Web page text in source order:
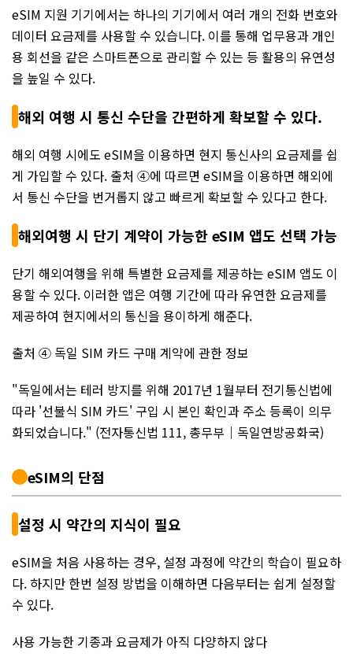
eSIM 지원 기기에서는 하나의 기기에서 여러 개의 전화 번호와
데이터 요금제를 사용할 수 있습니다. 이를 통해 업무용과 개인
용 회선을 같은 스마트폰으로 관리할 수 있는 등 활용의 유연성
을 높일 수 있다.
해외 여행 시 통신 수단을 간편하게 확보할 수 있다.
해외 여행 시에도 eSIM을 이용하면 현지 통신사의 요금제를 쉽
게 가입할 수 있다. 출처 ④에 따르면 eSIM을 이용하면 해외에
서 통신 수단을 번거롭지 않고 빠르게 확보할 수 있다고 한다.
해외여행 시 단기 계약이 가능한 eSIM 앱도 선택 가능
단기 해외여행을 위해 특별한 요금제를 제공하는 eSIM 앱도 이
용할 수 있다. 이러한 앱은 여행 기간에 따라 유연한 요금제를
제공하여 현지에서의 통신을 용이하게 해준다.
출처 ④ 독일 SIM 카드 구매 계약에 관한 정보
"독일에서는 테러 방지를 위해 2017년 1월부터 전기통신법에
따라 '선불식 SIM 카드' 구입 시 본인 확인과 주소 등록이 의무
화되었습니다." (전자통신법 111, 총무부｜독일연방공화국)
eSIM의 단점
설정 시 약간의 지식이 필요
eSIM을 처음 사용하는 경우, 설정 과정에 약간의 학습이 필요하
다. 하지만 한번 설정 방법을 이해하면 다음부터는 쉽게 설정할
수 있다.
사용 가능한 기종과 요금제가 아직 다양하지 않다